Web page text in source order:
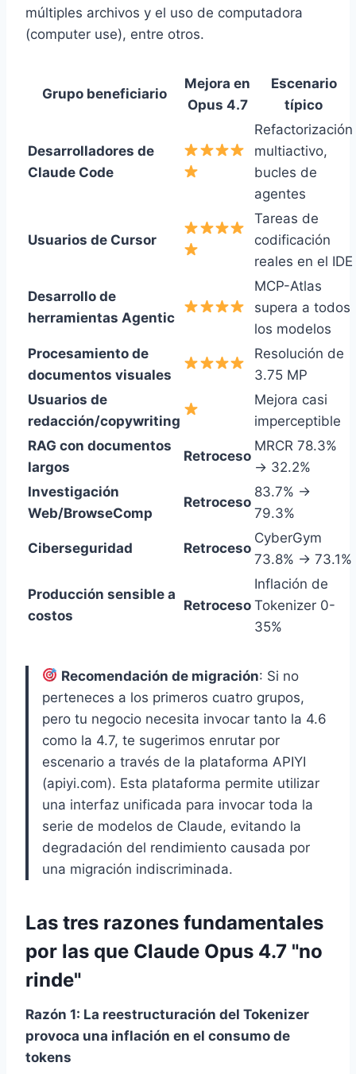
múltiples archivos y el uso de computadora
(computer use), entre otros.
Grupo beneficiario
Mejora en
Opus 4.7
Escenario
típico
Desarrolladores de
Claude Code
Refactorización
multiactivo,
bucles de
agentes
Usuarios de Cursor
Tareas de
codificación
reales en el IDE
Desarrollo de
herramientas Agentic
MCP-Atlas
supera a todos
los modelos
Procesamiento de
documentos visuales
Resolución de
3.75 MP
Usuarios de
redacción/copywriting
Mejora casi
imperceptible
RAG con documentos
largos
Retroceso
MRCR 78.3%
→ 32.2%
Investigación
Web/BrowseComp
Retroceso
83.7% →
79.3%
Ciberseguridad Retroceso
CyberGym
73.8% → 73.1%
Producción sensible a
costos
Retroceso
Inflación de
Tokenizer 0-
35%
Recomendación de migración: Si no
perteneces a los primeros cuatro grupos,
pero tu negocio necesita invocar tanto la 4.6
como la 4.7, te sugerimos enrutar por
escenario a través de la plataforma APIYI
(apiyi.com). Esta plataforma permite utilizar
una interfaz unificada para invocar toda la
serie de modelos de Claude, evitando la
degradación del rendimiento causada por
una migración indiscriminada.
Las tres razones fundamentales
por las que Claude Opus 4.7 "no
rinde"
Razón 1: La reestructuración del Tokenizer
provoca una inflación en el consumo de
tokens